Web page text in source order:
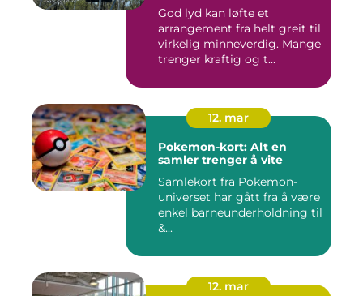
God lyd kan løfte et
arrangement fra helt greit til
virkelig minneverdig. Mange
trenger kraftig og t...
12. mar
Pokemon-kort: Alt en
samler trenger å vite
Samlekort fra Pokemon-
universet har gått fra å være
enkel barneunderholdning til
&...
12. mar